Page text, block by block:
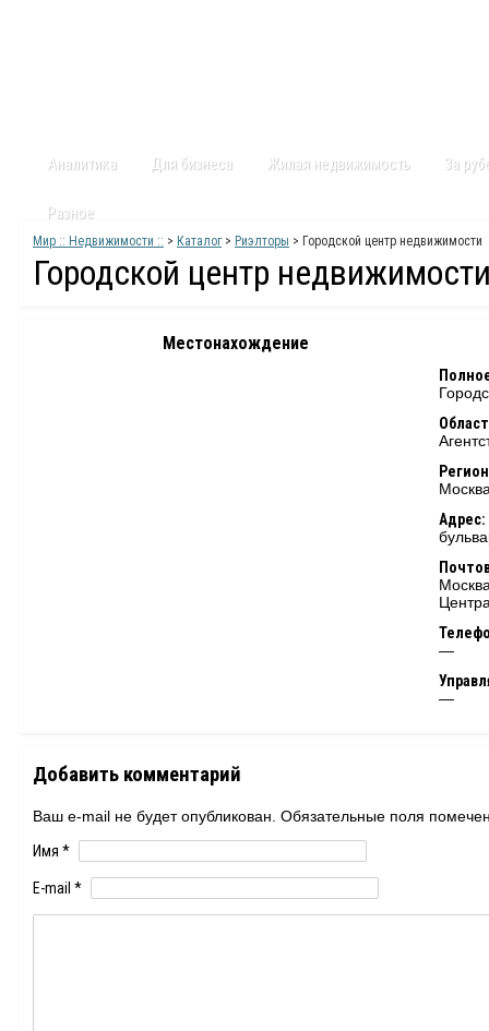
Аналитика Для бизнеса Жилая недвижимость За
Разное
Мир :: Недвижимости :: > Каталог> Риэлторы > Городской центр недвижимости
Городской центр
Местонахождение
Адрес:
—
—
Добавить комментарий
Ваш e-mail не будет опубликован. Обязательные поля
Имя *
E-mail *